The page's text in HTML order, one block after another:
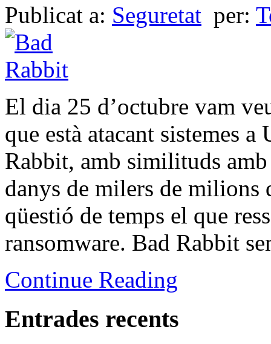
Publicat a: Seguretat per:
El dia 25 d’octubre vam
que està atacant sistemes
Rabbit, amb similituds
danys de milers de milions
qüestió de temps el que
ransomware. Bad Rabbit
Continue Reading
Entrades recents